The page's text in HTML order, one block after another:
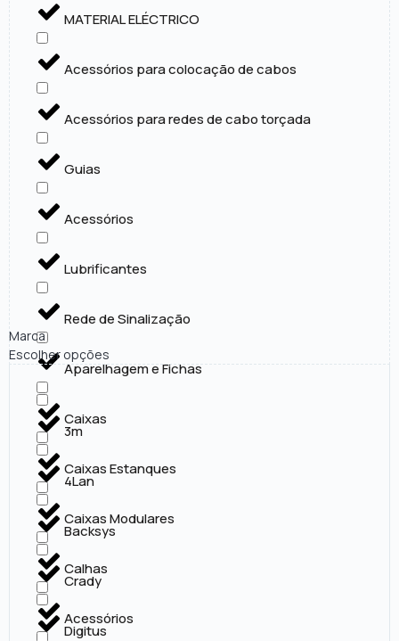
MATERIAL ELÉCTRICO
Acessórios para colocação de cabos
Acessórios para redes de cabo torçada
Guias
Acessórios
Lubrificantes
Rede de Sinalização
Aparelhagem e Fichas
Caixas
Caixas Estanques
Caixas Modulares
Calhas
Acessórios
Marca
Escolher opções
3m
4Lan
Backsys
Crady
Digitus